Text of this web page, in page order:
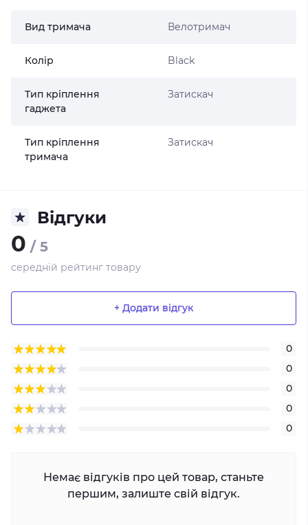
Вид тримача Велотримач
Колір Black
Тип кріплення
гаджета
Затискач
Тип кріплення
тримача
Затискач
Відгуки
0 / 5
середній рейтинг товару
+ Додати відгук
0
0
0
0
0
Немає відгуків про цей товар, станьте
першим, залиште свій відгук.